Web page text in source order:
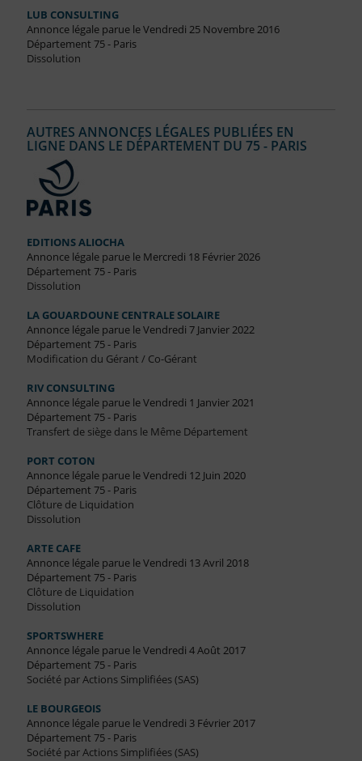
LUB CONSULTING
Annonce légale parue le Vendredi 25 Novembre 2016
Département 75 - Paris
Dissolution
AUTRES ANNONCES LÉGALES PUBLIÉES EN
LIGNE DANS LE DÉPARTEMENT DU 75 - PARIS
EDITIONS ALIOCHA
Annonce légale parue le Mercredi 18 Février 2026
Département 75 - Paris
Dissolution
LA GOUARDOUNE CENTRALE SOLAIRE
Annonce légale parue le Vendredi 7 Janvier 2022
Département 75 - Paris
Modification du Gérant / Co-Gérant
RIV CONSULTING
Annonce légale parue le Vendredi 1 Janvier 2021
Département 75 - Paris
Transfert de siège dans le Même Département
PORT COTON
Annonce légale parue le Vendredi 12 Juin 2020
Département 75 - Paris
Clôture de Liquidation
Dissolution
ARTE CAFE
Annonce légale parue le Vendredi 13 Avril 2018
Département 75 - Paris
Clôture de Liquidation
Dissolution
SPORTSWHERE
Annonce légale parue le Vendredi 4 Août 2017
Département 75 - Paris
Société par Actions Simplifiées (SAS)
LE BOURGEOIS
Annonce légale parue le Vendredi 3 Février 2017
Département 75 - Paris
Société par Actions Simplifiées (SAS)